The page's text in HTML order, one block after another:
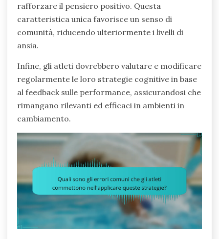
rafforzare il pensiero positivo. Questa
caratteristica unica favorisce un senso di
comunità, riducendo ulteriormente i livelli di
ansia.
Infine, gli atleti dovrebbero valutare e modificare
regolarmente le loro strategie cognitive in base
al feedback sulle performance, assicurandosi che
rimangano rilevanti ed efficaci in ambienti in
cambiamento.